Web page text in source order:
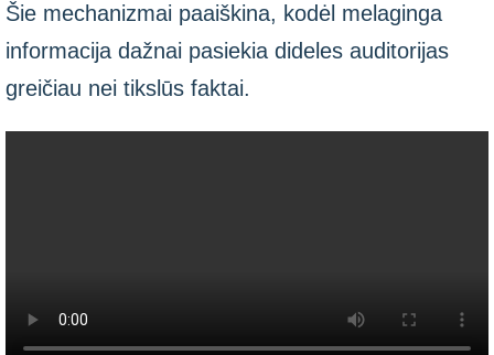
Šie mechanizmai paaiškina, kodėl melaginga
informacija dažnai pasiekia dideles auditorijas
greičiau nei tikslūs faktai.